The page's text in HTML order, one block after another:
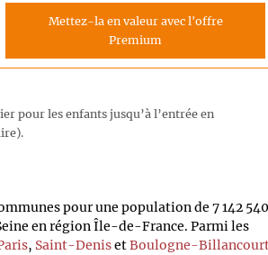
Mettez-la en valeur avec l'offre
Premium
pour les enfants jusqu’à l’entrée en
pour une population de 7 142 540
en région Île-de-France. Parmi les
, Saint-DenisetBoulogne-